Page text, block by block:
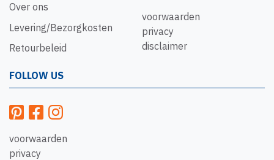
Over ons
Levering/Bezorgkosten
Retourbeleid
voorwaarden
privacy
disclaimer
FOLLOW US
voorwaarden
privacy